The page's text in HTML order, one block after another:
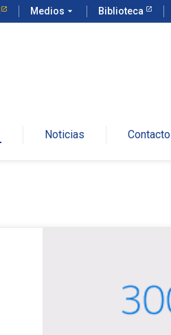
Medios arrow_drop_down Biblioteca
Noticias Contacto